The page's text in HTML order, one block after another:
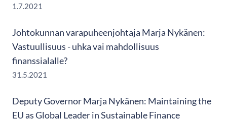
1.7.2021
Johtokunnan varapuheenjohtaja Marja Nykänen:
Vastuullisuus - uhka vai mahdollisuus
finanssialalle?
31.5.2021
Deputy Governor Marja Nykänen: Maintaining the
EU as Global Leader in Sustainable Finance